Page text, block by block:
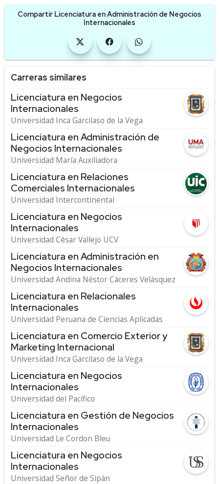
Compartir Licenciatura en Administración de Negocios
Internacionales
Carreras similares
Licenciatura en Negocios
Internacionales
Universidad Inca Garcilaso de la Vega
Licenciatura en Administración de
Negocios Internacionales
Universidad María Auxiliadora
Licenciatura en Relaciones
Comerciales Internacionales
Universidad Intercontinental
Licenciatura en Negocios
Internacionales
Universidad César Vallejo UCV
Licenciatura en Administración en
Negocios Internacionales
Universidad Andina Néstor Cáceres Velásquez
Licenciatura en Relacionales
Internacionales
Universidad Peruana de Ciencias Aplicadas
Licenciatura en Comercio Exterior y
Marketing Internacional
Universidad Inca Garcilaso de la Vega
Licenciatura en Negocios
Internacionales
Universidad del Pacífico
Licenciatura en Gestión de Negocios
Internacionales
Universidad Le Cordon Bleu
Licenciatura en Negocios
Internacionales
Universidad Señor de Sipán